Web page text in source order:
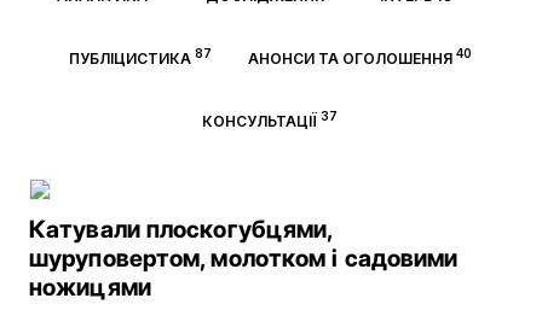
ПУБЛІЦИСТИКА 87 АНОНСИ ТА ОГОЛОШЕННЯ40
КОНСУЛЬТАЦІЇ 37
Катували плоскогубцями,
шуруповертом, молотком і садовими
ножицями